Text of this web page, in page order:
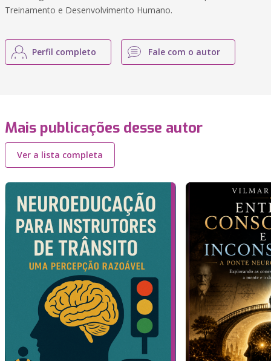
Treinamento e Desenvolvimento Humano.
Perfil completo Fale com o autor
Mais publicações desse autor
Ver a lista completa